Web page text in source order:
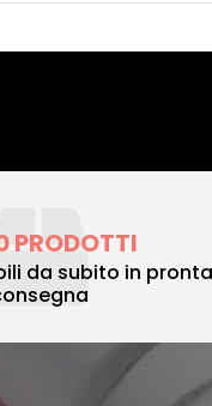
PRODOTTI
da subito in pronta